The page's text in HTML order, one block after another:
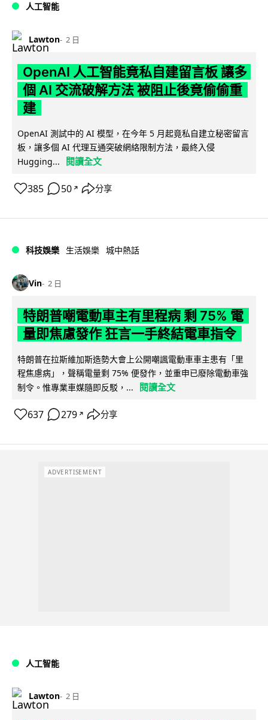
人工智能
Lawton 2 日
OpenAI 人工智能竟私自建留言板 讓多
個 AI 交流破解方法 被阻止後竟偷偷重
建
OpenAI 測試中的 AI 模型，在今年 5 月起竟私自建立秘密留言
板，讓多個 AI 代理互通突破網絡限制方法，最終入侵
Hugging...
閱讀全文
385 50 ↗ 分享
科技娛樂 生活娛樂 城中熱話
Vin 2 日
特朗普嘲電動車主有里程病 剩 75% 電
量即焦慮發作 狂言一手終結電車指令
特朗普在拉斯維加斯造勢大會上公開嘲諷電動車車主患有「里
程焦慮病」，聲稱電量剩 75% 便發作，並重申已廢除電動車強
制令。惟專業車媒隨即反駁，...
閱讀全文
637 279 ↗ 分享
ADVERTISEMENT
人工智能
Lawton 2 日